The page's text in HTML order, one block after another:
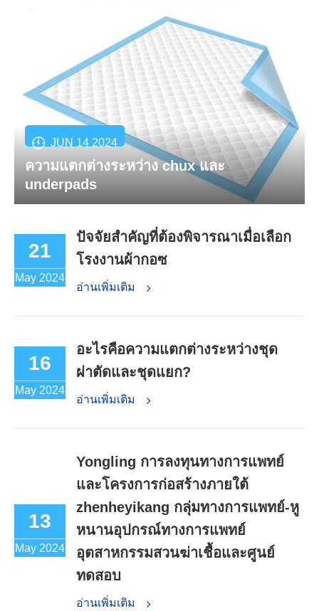
JUN 14 2024
ความแตกต่างระหว่าง chux และ
underpads
21
May 2024
ปัจจัยสำคัญที่ต้องพิจารณาเมื่อเลือก
โรงงานผ้ากอซ
อ่านเพิ่มเติม
16
May 2024
อะไรคือความแตกต่างระหว่างชุด
ผ่าตัดและชุดแยก?
อ่านเพิ่มเติม
13
May 2024
Yongling การลงทุนทางการแพทย์
และโครงการก่อสร้างภายใต้
zhenheyikang กลุ่มทางการแพทย์-หู
หนานอุปกรณ์ทางการแพทย์
อุตสาหกรรมสวนฆ่าเชื้อและศูนย์
ทดสอบ
อ่านเพิ่มเติม